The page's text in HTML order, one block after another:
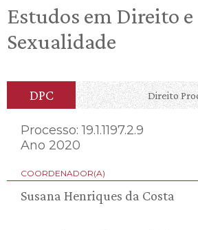
Estudos em Direito e
Sexualidade
DPC Direito
Processo: 19.1.1197.2.9
Ano 2020
COORDENADOR(A)
Susana Henriques da Costa